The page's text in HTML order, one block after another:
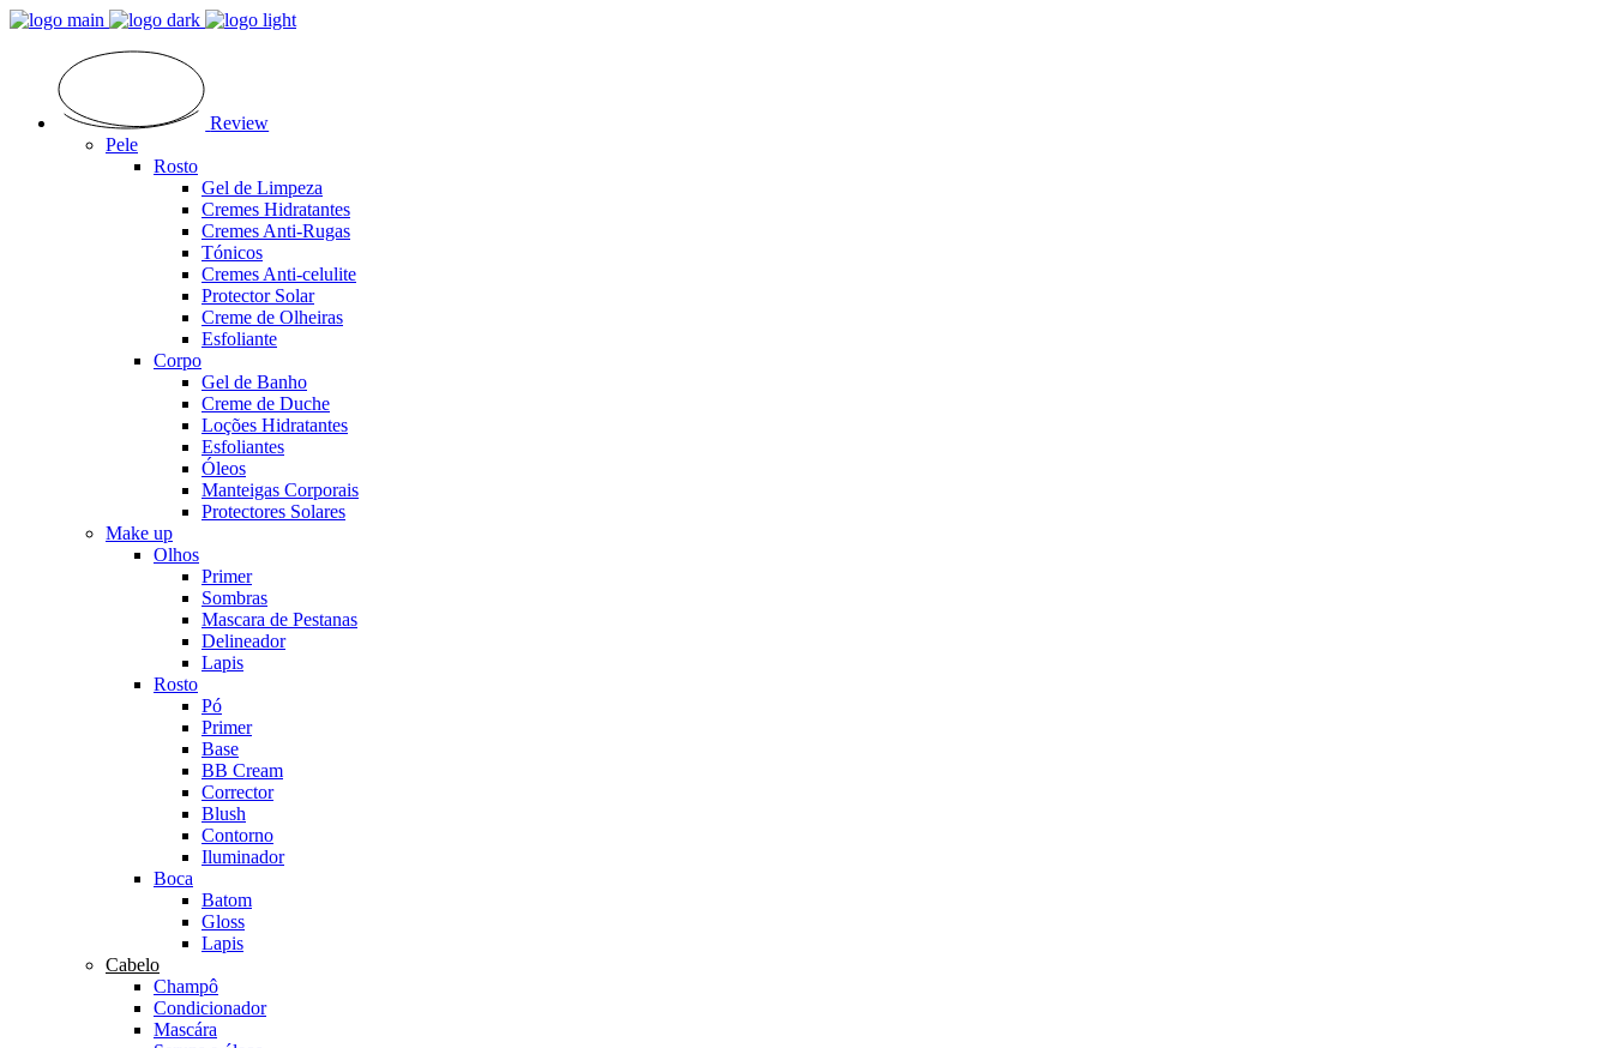
Review
Pele
Rosto
Gel de Limpeza
Cremes Hidratantes
Cremes Anti-Rugas
Tónicos
Cremes Anti-celulite
Protector Solar
Creme de Olheiras
Esfoliante
Corpo
Gel de Banho
Creme de Duche
Loções Hidratantes
Esfoliantes
Óleos
Manteigas Corporais
Protectores Solares
Make up
Olhos
Primer
Sombras
Mascara de Pestanas
Delineador
Lapis
Rosto
Pó
Primer
Base
BB Cream
Corrector
Blush
Contorno
Iluminador
Boca
Batom
Gloss
Lapis
Cabelo
Champô
Condicionador
Mascára